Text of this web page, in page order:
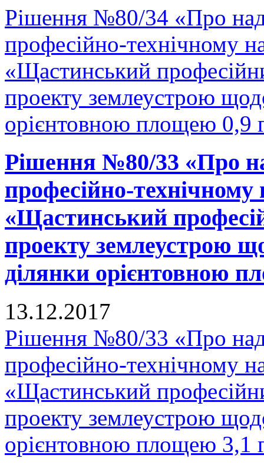
Рішення №80/34 «Про
професійно-технічному
«Щастинський
проекту землеустрою
орієнтовною площею 0,9
Рішення №80/33 «Про
професійно-
«Щастинський
проекту землеустрою
ділянки орієнтовною
13.12.2017
Рішення №80/33 «Про
професійно-технічному
«Щастинський
проекту землеустрою
орієнтовною площею 3,1